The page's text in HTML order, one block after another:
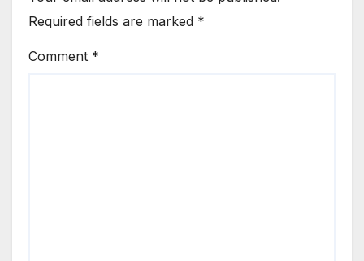
Required fields are marked *
Comment *